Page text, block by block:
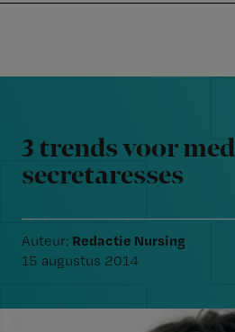
navigation
content
Nursing
3 trends voor
secretaresses
Auteur: Redactie Nursing
15 augustus 2014